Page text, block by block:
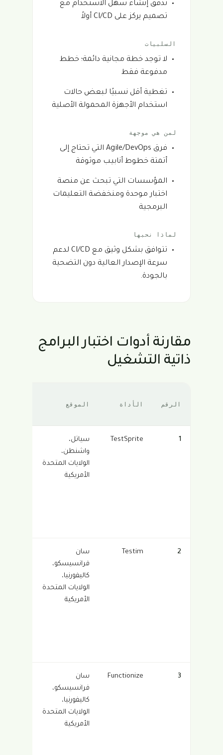
تدفق إنشاء سهل الاستخدام مع
تصميم يركز على CI/CD أولاً
السلبيات
لا توجد خطة مجانية دائمة؛ خطط
مدفوعة فقط
تغطية أقل نسبيًا لبعض حالات
استخدام الأجهزة المحمولة الأصلية
لمن هي موجهة
فرق Agile/DevOps التي تحتاج إلى
أتمتة خطوط أنابيب موثوقة
المؤسسات التي تبحث عن منصة
اختبار موحدة ومنخفضة التعليمات
البرمجية
لماذا نحبها
تتوافق بشكل وثيق مع CI/CD لدعم
سرعة الإصدار العالية دون التضحية
بالجودة.
مقارنة أدوات اختبار البرامج
ذاتية التشغيل
الرقم الأداة الموقع
1
TestSprite
سياتل،
واشنطن،
الولايات المتحدة
الأمريكية
2
Testim
سان
فرانسيسكو،
كاليفورنيا،
الولايات المتحدة
الأمريكية
3
Functionize
سان
فرانسيسكو،
كاليفورنيا،
الولايات المتحدة
الأمريكية